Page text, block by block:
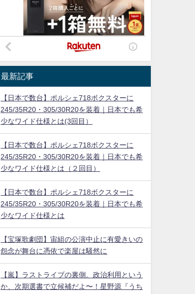
最新記事
【日本で数台】ポルシェ718ボクスターに
245/35R20・305/30R20を装着｜日本でも希
少なワイド仕様とは(3回目）
【日本で数台】ポルシェ718ボクスターに
245/35R20・305/30R20を装着｜日本でも希
少なワイド仕様とは（２回目）
【日本で数台】ポルシェ718ボクスターに
245/35R20・305/30R20を装着｜日本でも希
少なワイド仕様とは
【宝塚歌劇団】宙組の公演中止に有愛きいの
怨念が舞台に憑依で楽屋は騒然に
【嵐】ラストライブの裏側。政治利用という
か、次期選書で立候補だよ〜！星野源『うち